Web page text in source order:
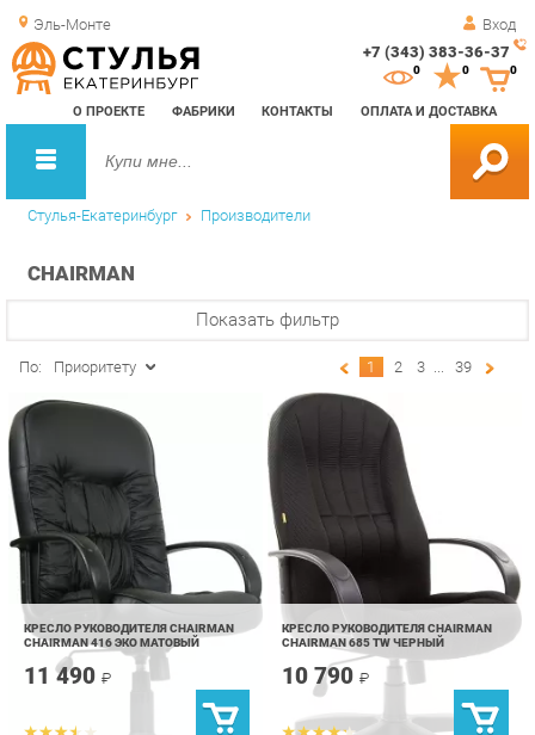
Эль-Монте Вход
+7 (343) 383-36-37
О ПРОЕКТЕ ФАБРИКИ КОНТАКТЫ ОПЛАТА И ДОСТАВКА
0 0
Стулья-Екатеринбург Производители
CHAIRMAN
КРЕСЛО РУКОВОДИТЕЛЯ CHAIRMAN
CHAIRMAN 416 ЭКО МАТОВЫЙ
11 490₽
КРЕСЛО РУКОВОДИТЕЛЯ CHAIRMAN
CHAIRMAN 685 TW ЧЕРНЫЙ
10 790₽